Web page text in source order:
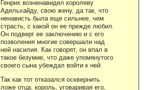
Генрих возненавидел королеву
Адельхайду, свою жену, да так, что
ненависть была еще сильнее, чем
страсть, с какой он ее прежде любил.
Он подверг ее заключению и с его
позволения многие совершали над
ней насилия. Как говорят, он впал в
такое безумие, что даже упомянутого
своего сына убеждал войти к ней.
Так как тот отказался осквернить
ложе отца, король, уговаривая его,